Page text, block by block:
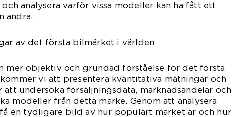
analysera varför vissa modeller kan ha fått ett
andra.
av det första bilmärket i världen
mer objektiv och grundad förståelse för det första
vi att presentera kvantitativa mätningar och
undersöka försäljningsdata, marknadsandelar och
modeller från detta märke. Genom att analysera
en tydligare bild av hur populärt märket är och hur